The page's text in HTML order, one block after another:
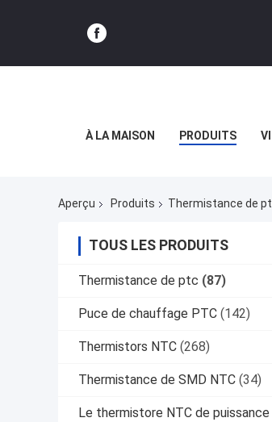
À LA MAISON PRODUITS
Aperçu Produits Thermistance de
TOUS LES PRODUITS
Thermistance de ptc (87)
Puce de chauffage PTC (142)
Thermistors NTC (268)
Thermistance de SMD NTC (34)
Le thermistore NTC de puissance